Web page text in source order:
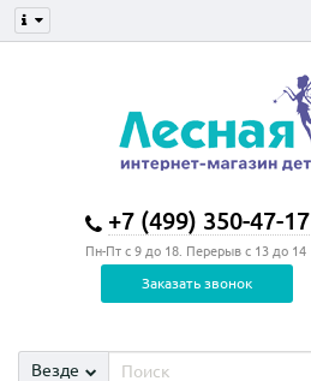
+7 (499) 350-47-17
Пн-Пт с 9 до 18. Перерыв с 13 до 14
Заказать звонок
Везде